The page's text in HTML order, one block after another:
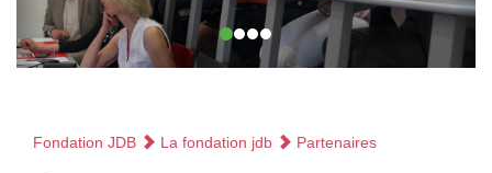
Fondation JDB La fondation jdb Partenaires